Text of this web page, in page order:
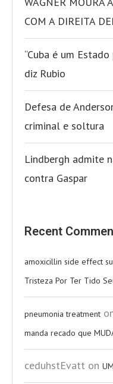
COM A DIREITA
“Cuba é um
diz Rubio
Defesa de
criminal e soltura
Lindbergh admite
contra Gaspar
Recent
amoxicillin side effect
Tristeza Por Ter Tido
pneumonia treatment
manda recado que
ceduhstEvatt on